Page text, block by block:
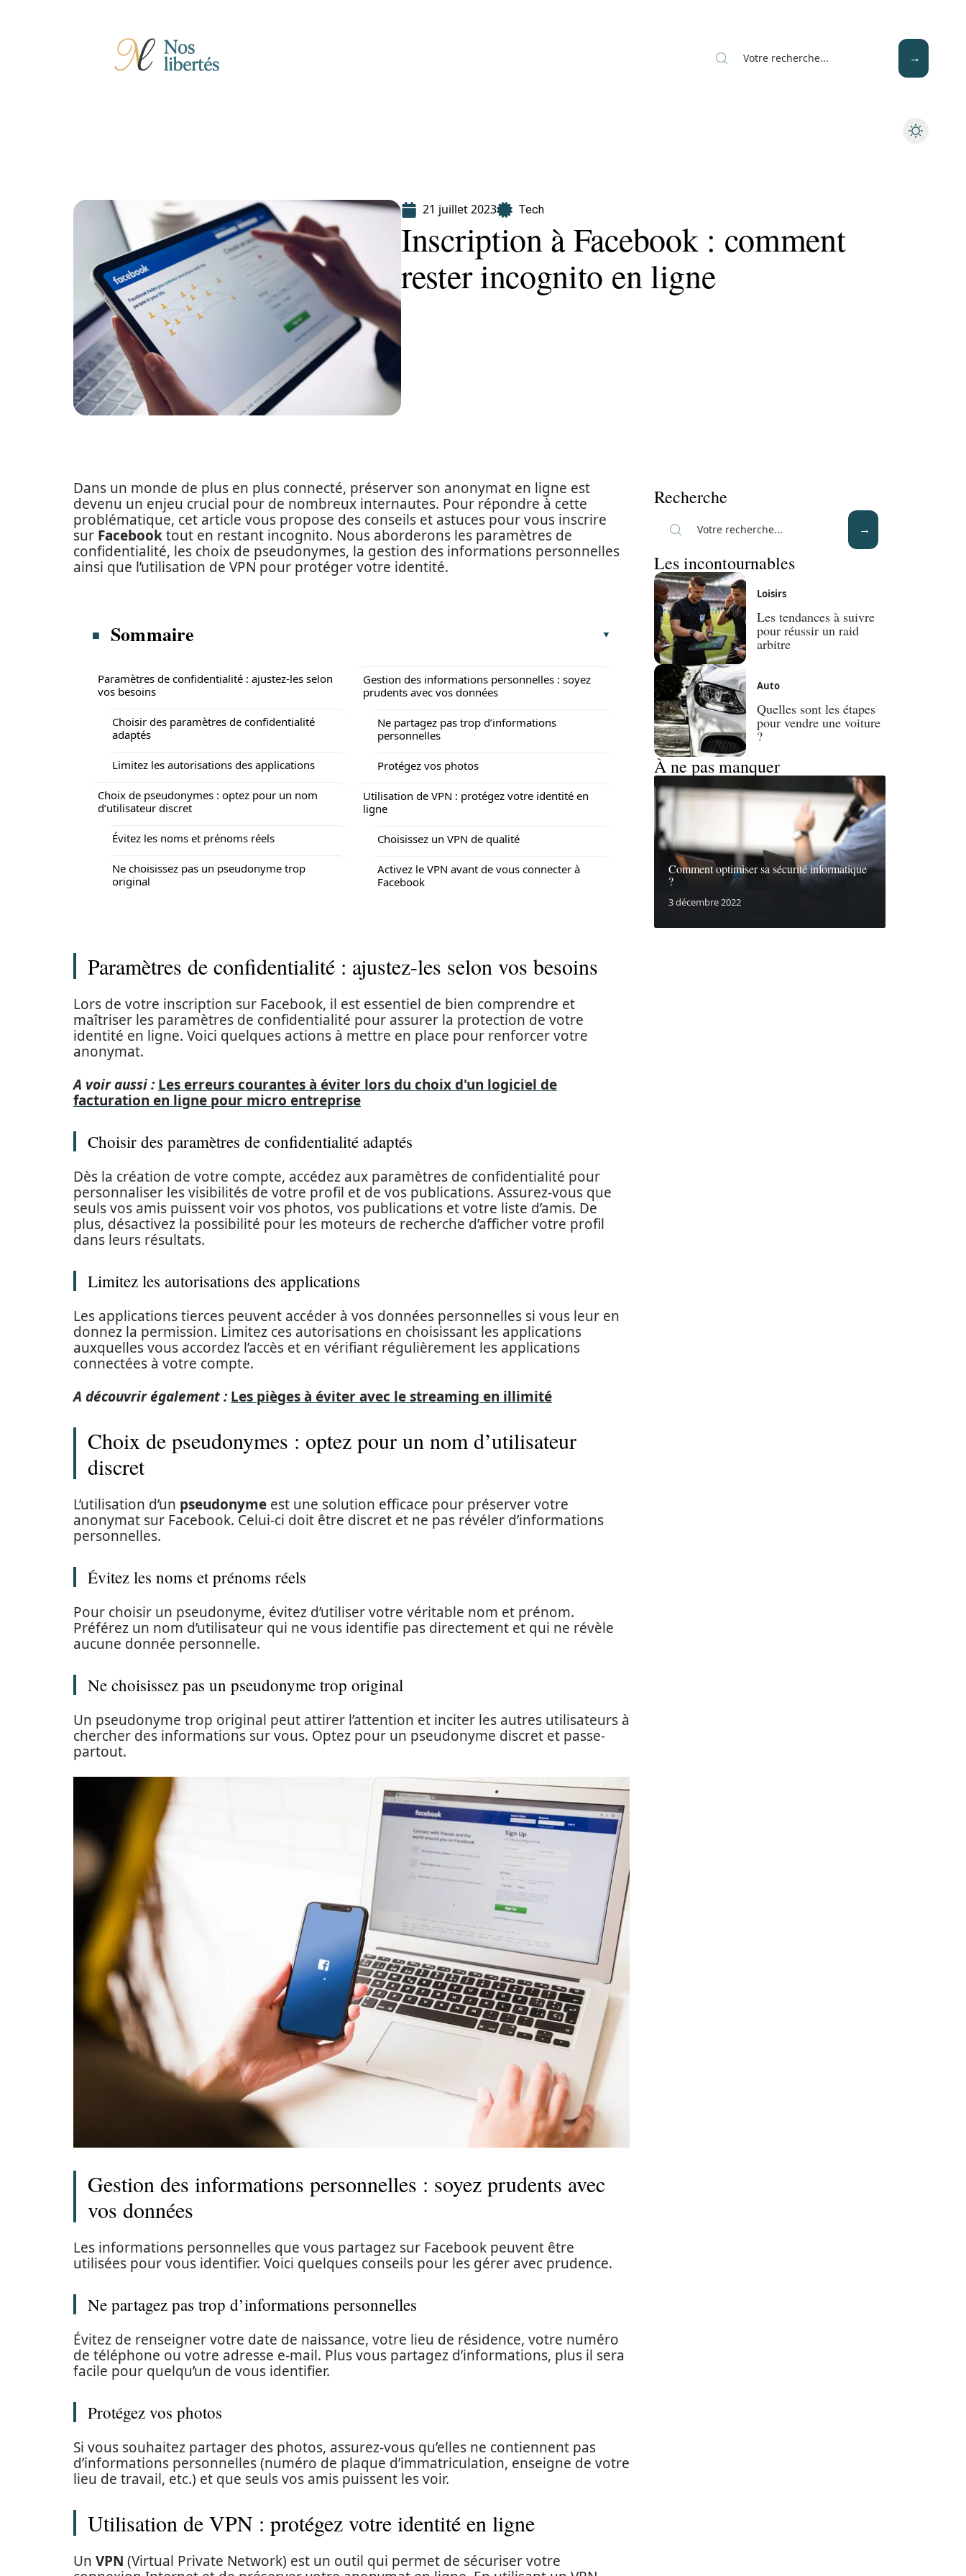
21 juillet 2023 Tech
Inscription à Facebook : comment
rester incognito en ligne
Dans un monde de plus en plus connecté, préserver son anonymat en ligne est
devenu un enjeu crucial pour de nombreux internautes. Pour répondre à cette
problématique, cet article vous propose des conseils et astuces pour vous inscrire
sur Facebooktout en restant incognito. Nous aborderons les paramètres de
confidentialité, les choix de pseudonymes, la gestion des informations personnelles
ainsi que l’utilisation de VPN pour protéger votre identité.
Sommaire
Paramètres de confidentialité : ajustez-les selon
vos besoins
Choisir des paramètres de confidentialité
adaptés
Limitez les autorisations des applications
Choix de pseudonymes : optez pour un nom
d’utilisateur discret
Évitez les noms et prénoms réels
Ne choisissez pas un pseudonyme trop
original
Gestion des informations personnelles : soyez
prudents avec vos données
Ne partagez pas trop d’informations
personnelles
Protégez vos photos
Utilisation de VPN : protégez votre identité en
ligne
Choisissez un VPN de qualité
Activez le VPN avant de vous connecter à
Facebook
Paramètres de confidentialité : ajustez-les selon vos besoins
Lors de votre inscription sur Facebook, il est essentiel de bien comprendre et
maîtriser les paramètres de confidentialité pour assurer la protection de votre
identité en ligne. Voici quelques actions à mettre en place pour renforcer votre
anonymat.
A voir aussi : Les erreurs courantes à éviter lors du choix d'un logiciel de
facturation en ligne pour micro entreprise
Choisir des paramètres de confidentialité adaptés
Dès la création de votre compte, accédez aux paramètres de confidentialité pour
personnaliser les visibilités de votre profil et de vos publications. Assurez-vous que
seuls vos amis puissent voir vos photos, vos publications et votre liste d’amis. De
plus, désactivez la possibilité pour les moteurs de recherche d’afficher votre profil
dans leurs résultats.
Limitez les autorisations des applications
Les applications tierces peuvent accéder à vos données personnelles si vous leur en
donnez la permission. Limitez ces autorisations en choisissant les applications
auxquelles vous accordez l’accès et en vérifiant régulièrement les applications
connectées à votre compte.
A découvrir également : Les pièges à éviter avec le streaming en illimité
Choix de pseudonymes : optez pour un nom d’utilisateur
discret
L’utilisation d’un pseudonyme est une solution efficace pour préserver votre
anonymat sur Facebook. Celui-ci doit être discret et ne pas révéler d’informations
personnelles.
Évitez les noms et prénoms réels
Pour choisir un pseudonyme, évitez d’utiliser votre véritable nom et prénom.
Préférez un nom d’utilisateur qui ne vous identifie pas directement et qui ne révèle
aucune donnée personnelle.
Ne choisissez pas un pseudonyme trop original
Un pseudonyme trop original peut attirer l’attention et inciter les autres utilisateurs à
chercher des informations sur vous. Optez pour un pseudonyme discret et passe-
partout.
Gestion des informations personnelles : soyez prudents avec
vos données
Les informations personnelles que vous partagez sur Facebook peuvent être
utilisées pour vous identifier. Voici quelques conseils pour les gérer avec prudence.
Ne partagez pas trop d’informations personnelles
Évitez de renseigner votre date de naissance, votre lieu de résidence, votre numéro
de téléphone ou votre adresse e-mail. Plus vous partagez d’informations, plus il sera
facile pour quelqu’un de vous identifier.
Protégez vos photos
Si vous souhaitez partager des photos, assurez-vous qu’elles ne contiennent pas
d’informations personnelles (numéro de plaque d’immatriculation, enseigne de votre
lieu de travail, etc.) et que seuls vos amis puissent les voir.
Utilisation de VPN : protégez votre identité en ligne
Un VPN (Virtual Private Network) est un outil qui permet de sécuriser votre
Recherche
Les incontournables
Loisirs
Les tendances à suivre
pour réussir un raid
arbitre
Auto
Quelles sont les étapes
pour vendre une voiture
?
À ne pas manquer
Comment optimiser sa sécurité informatique
?
3 décembre 2022